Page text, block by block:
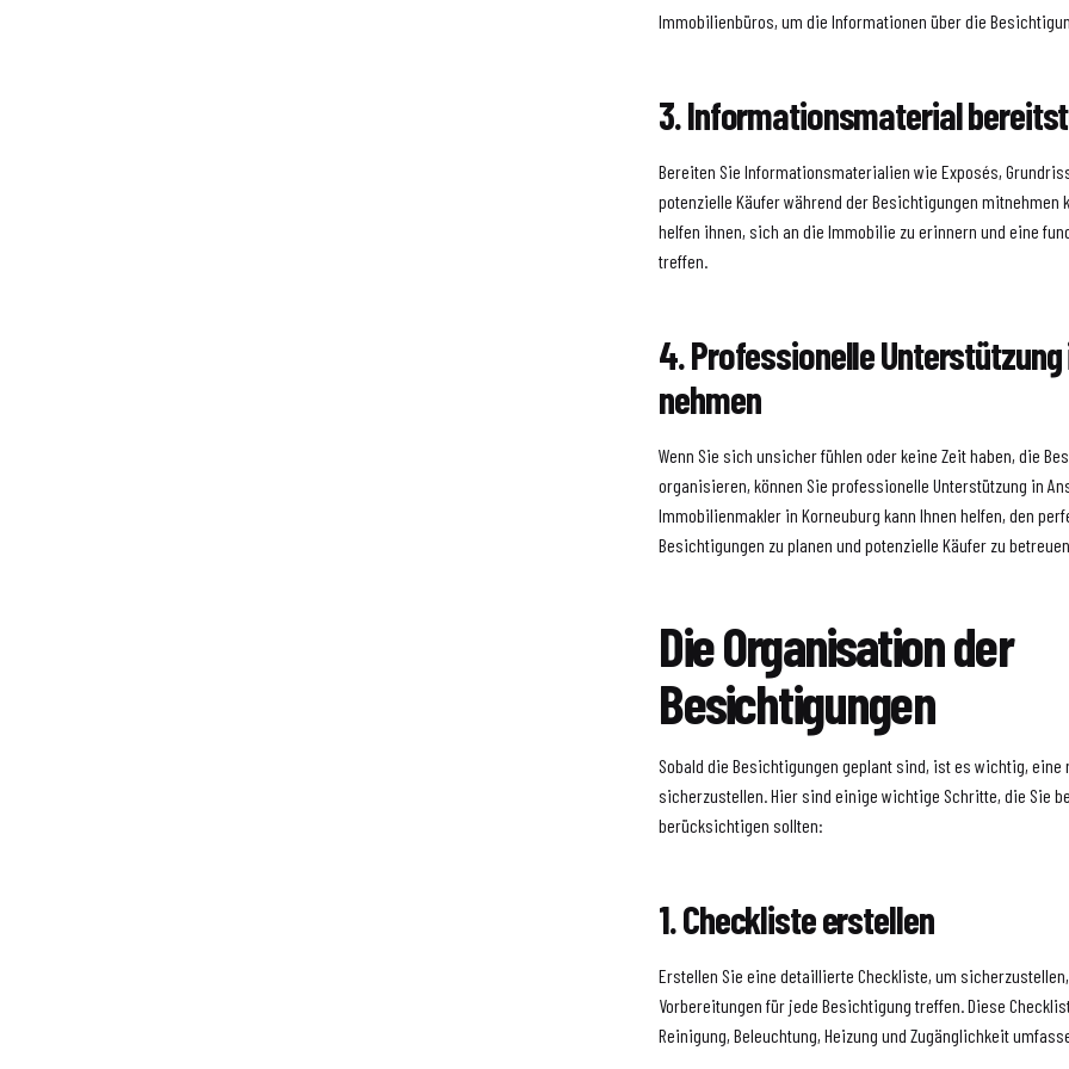
Immobilienbüros, um die Informationen über die
3. Informationsmaterial
Bereiten Sie Informationsmaterialien wie Exposés,
potenzielle Käufer während der Besichtigungen mitnehmen
helfen ihnen, sich an die Immobilie zu erinnern und eine
treffen.
4. Professionelle Unterstützung
nehmen
Wenn Sie sich unsicher fühlen oder keine Zeit haben, die
organisieren, können Sie professionelle Unterstützung in
Immobilienmakler in Korneuburg kann Ihnen helfen, den
Besichtigungen zu planen und potenzielle Käufer zu betreuen.
Die Organisation der
Besichtigungen
Sobald die Besichtigungen geplant sind, ist es wichtig, eine
sicherzustellen. Hier sind einige wichtige Schritte, die Sie
berücksichtigen sollten:
1. Checkliste erstellen
Erstellen Sie eine detaillierte Checkliste, um sicherzustellen,
Vorbereitungen für jede Besichtigung treffen. Diese
Reinigung, Beleuchtung, Heizung und Zugänglichkeit